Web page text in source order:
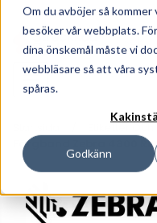
Om du avböjer så
besöker vår webbplats.
dina önskemål måste vi
webbläsare så att våra
spåras.
Godkänn
010-162 61 90
Etiketter
Färgband Zebra 4800